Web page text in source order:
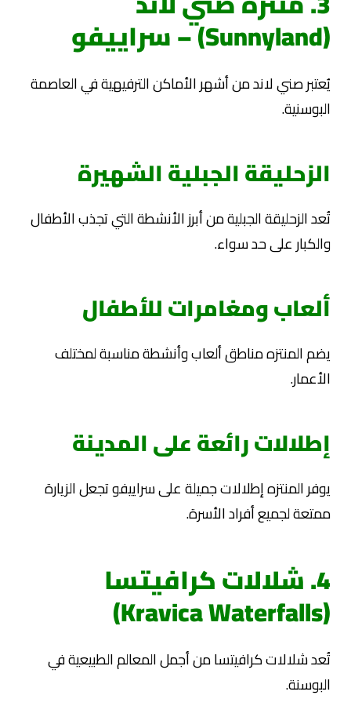
(Sunnyland) – سراييفو
يُعتبر صني لاند من أشهر الأماكن الترفيهية في العاصمة
البوسنية.
الزحليقة الجبلية الشهيرة
تُعد الزحليقة الجبلية من أبرز الأنشطة التي تجذب الأطفال
والكبار على حد سواء.
ألعاب ومغامرات للأطفال
يضم المنتزه مناطق ألعاب وأنشطة مناسبة لمختلف
الأعمار.
إطلالات رائعة على المدينة
يوفر المنتزه إطلالات جميلة على سراييفو تجعل الزيارة
ممتعة لجميع أفراد الأسرة.
4. شلالات كرافيتسا
(Kravica Waterfalls)
تُعد شلالات كرافيتسا من أجمل المعالم الطبيعية في
البوسنة.